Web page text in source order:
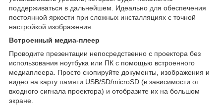
поддерживаться в дальнейшем. Идеально для обеспечения
постоянной яркости при сложных инсталляциях с точной
настройкой изображения.
Встроенный медиа-плеер
Проводите презентации непосредственно с проектора без
использования ноутбука или ПК с помощью встроенного
медиаплеера. Просто скопируйте документы, изображения и
видео на карту памяти USB/SD/microSD (в зависимости от
входного сигнала проектора) и отобразите их на большом
экране.